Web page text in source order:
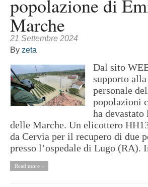
popolazione di
Marche
21 Settembre 2024
By zeta
Dal sito
supporto
personale
popolazioni
ha
delle Marche. Un elicottero
da Cervia per il recupero di due
presso l’ospedale di Lugo (RA).
Read more »